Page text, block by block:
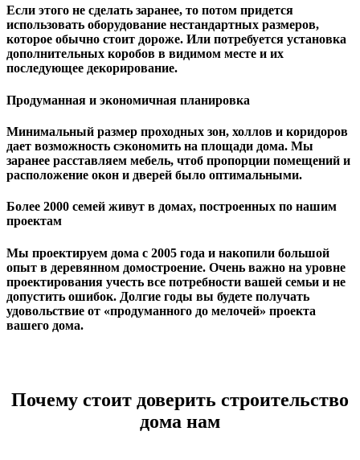
Если этого не сделать заранее, то потом придется
использовать оборудование нестандартных размеров,
которое обычно стоит дороже. Или потребуется установка
дополнительных коробов в видимом месте и их
последующее декорирование.
Продуманная и экономичная планировка
Минимальный размер проходных зон, холлов и коридоров
дает возможность сэкономить на площади дома. Мы
заранее расставляем мебель, чтоб пропорции помещений и
расположение окон и дверей было оптимальными.
Более 2000 семей живут в домах, построенных по нашим
проектам
Мы проектируем дома с 2005 года и накопили большой
опыт в деревянном домостроение. Очень важно на уровне
проектирования учесть все потребности вашей семьи и не
допустить ошибок. Долгие годы вы будете получать
удовольствие от «продуманного до мелочей» проекта
вашего дома.
Почему стоит доверить строительство
дома нам